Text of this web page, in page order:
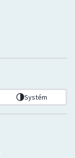
Systém